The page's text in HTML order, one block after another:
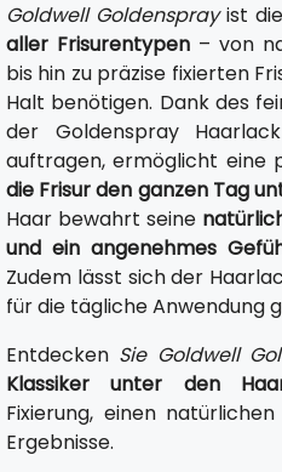
Goldwell Goldensprayist
aller Frisurentypen – von
bis hin zu präzise fixierten
Halt benötigen. Dank des
der Goldenspray
auftragen, ermöglicht eine
die Frisur den ganzen Tag
Haar bewahrt seine
und ein angenehmes
Zudem lässt sich der
für die tägliche Anwendung
Entdecken Sie Goldwell
Klassiker unter den
Fixierung, einen
Ergebnisse.